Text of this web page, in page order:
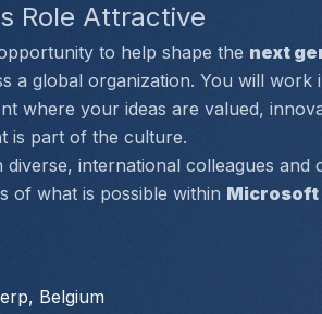
Role Attractive
to help shape the next
a global organization. You will work
where your ideas are valued,
is part of the culture.
international colleagues
of what is possible within Microsoft
Belgium